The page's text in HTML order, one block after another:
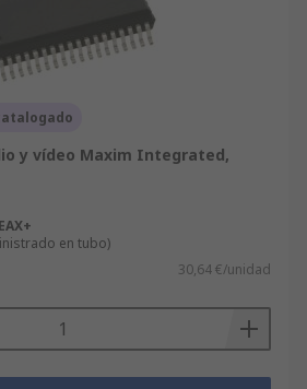
y vídeo Maxim Integrated,
en tubo)
30,64 €/unidad